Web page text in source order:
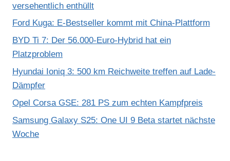
versehentlich enthüllt
Ford Kuga: E-Bestseller kommt mit China-Plattform
BYD Ti 7: Der 56.000-Euro-Hybrid hat ein
Platzproblem
Hyundai Ioniq 3: 500 km Reichweite treffen auf Lade-
Dämpfer
Opel Corsa GSE: 281 PS zum echten Kampfpreis
Samsung Galaxy S25: One UI 9 Beta startet nächste
Woche